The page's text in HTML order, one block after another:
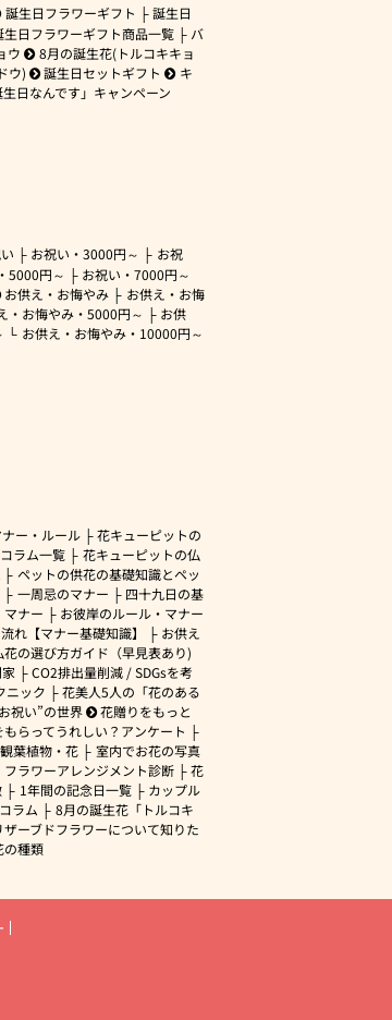
誕生日フラワーギフト
誕生日
生日フラワーギフト商品一覧
バ
ウ
8月の誕生花(トルコキキョ
ウ) 誕生日セットギフト
キ
生日なんです」キャンペーン
お祝い・3000円～
お祝
5000円～ お祝い・7000円～
お供え・お悔やみ
お供え・お悔
・お悔やみ・ 5000円～
お供
お供え・お悔やみ・ 10000円～
ー・ルール
花キューピットの
ラム一覧
花キューピットの仏
ペットの供花の基礎知識とペッ
一周忌のマナー
四十九日の基
マナー
お彼岸のルール・マナー
れ【マナー基礎知識】
お供え
花の選び方ガイド（早見表あり)
CO2排出量削減 / SDGsを考
ニック
花美人5人の「花のある
祝い”の世界
花贈りをもっと
もらってうれしい？アンケート
葉植物・花
室内でお花の写真
フラワーアレンジメント診断
花
1年間の記念日一覧
カップル
ラム
8月の誕生花「トルコキ
ザーブドフラワーについて知りた
の種類